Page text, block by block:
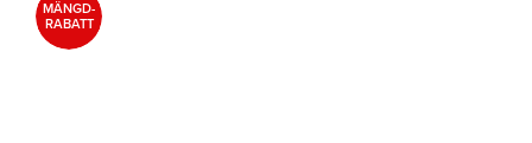
MÄNGD-
RABATT